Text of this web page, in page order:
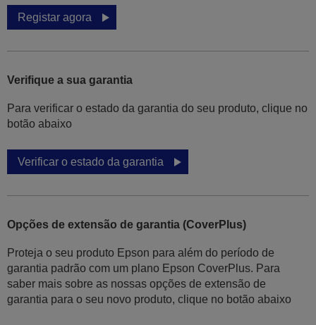
Registar agora
Verifique a sua garantia
Para verificar o estado da garantia do seu produto, clique no
botão abaixo
Verificar o estado da garantia
Opções de extensão de garantia (CoverPlus)
Proteja o seu produto Epson para além do período de
garantia padrão com um plano Epson CoverPlus. Para
saber mais sobre as nossas opções de extensão de
garantia para o seu novo produto, clique no botão abaixo